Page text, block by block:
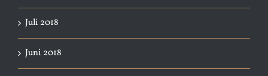
Juli 2018
Juni 2018